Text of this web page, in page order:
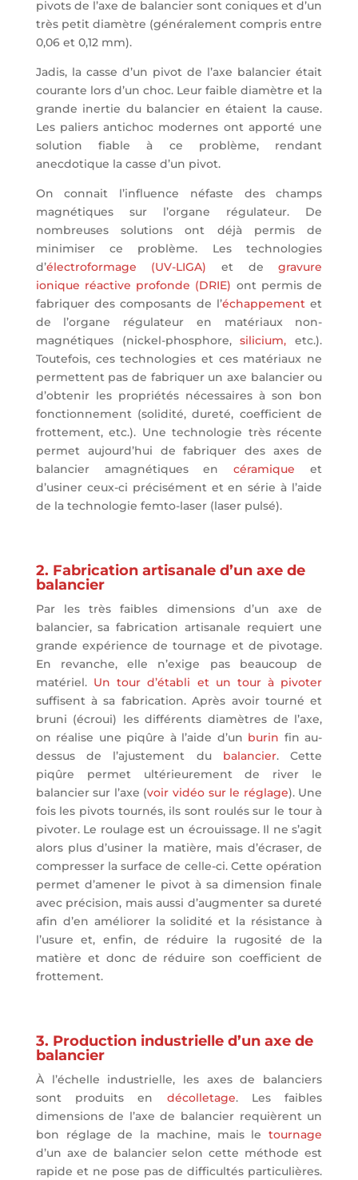
pivots de l’axe de balancier sont coniques et d’un
très petit diamètre (généralement compris entre
0,06 et 0,12 mm).
Jadis, la casse d’un pivot de l’axe balancier était
courante lors d’un choc. Leur faible diamètre et la
grande inertie du balancier en étaient la cause.
Les paliers antichoc modernes ont apporté une
solution fiable à ce problème, rendant
anecdotique la casse d’un pivot.
On connait l’influence néfaste des champs
magnétiques sur l’organe régulateur. De
nombreuses solutions ont déjà permis de
minimiser ce problème. Les technologies
d’électroformage (UV-LIGA) et degravure
ionique réactive profonde (DRIE) ont permis de
fabriquer des composants de l’échappementet
de l’organe régulateur en matériaux non-
magnétiques (nickel-phosphore,silicium, etc.).
Toutefois, ces technologies et ces matériaux ne
permettent pas de fabriquer un axe balancier ou
d’obtenir les propriétés nécessaires à son bon
fonctionnement (solidité, dureté, coefficient de
frottement, etc.). Une technologie très récente
permet aujourd’hui de fabriquer des axes de
balancier amagnétiques encéramique et
d’usiner ceux-ci précisément et en série à l’aide
de la technologie femto-laser (laser pulsé).
2. Fabrication artisanale d’un axe de
balancier
Par les très faibles dimensions d’un axe de
balancier, sa fabrication artisanale requiert une
grande expérience de tournage et de pivotage.
En revanche, elle n’exige pas beaucoup de
matériel. Un tour d’établi et un tour à pivoter
suffisent à sa fabrication. Après avoir tourné et
bruni (écroui) les différents diamètres de l’axe,
on réalise une piqûre à l’aide d’un burin fin au-
dessus de l’ajustement du balancier. Cette
piqûre permet ultérieurement de river le
balancier sur l’axe (voir vidéo sur le réglage). Une
fois les pivots tournés, ils sont roulés sur le tour à
pivoter. Le roulage est un écrouissage. Il ne s’agit
alors plus d’usiner la matière, mais d’écraser, de
compresser la surface de celle-ci. Cette opération
permet d’amener le pivot à sa dimension finale
avec précision, mais aussi d’augmenter sa dureté
afin d’en améliorer la solidité et la résistance à
l’usure et, enfin, de réduire la rugosité de la
matière et donc de réduire son coefficient de
frottement.
3. Production industrielle d’un axe de
balancier
À l’échelle industrielle, les axes de balanciers
sont produits en décolletage. Les faibles
dimensions de l’axe de balancier requièrent un
bon réglage de la machine, mais letournage
d’un axe de balancier selon cette méthode est
rapide et ne pose pas de difficultés particulières.